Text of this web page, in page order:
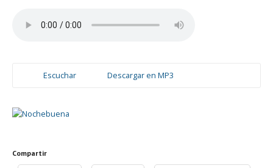
Escuchar Descargar en MP3
Compartir